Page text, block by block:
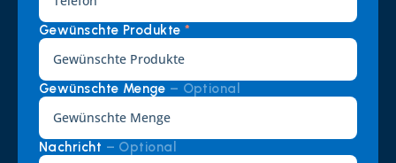
Gewünschte Produkte *
Gewünschte Menge – Optional
Nachricht – Optional